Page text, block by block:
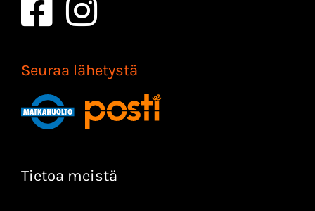
Seuraa lähetystä
Tietoa meistä